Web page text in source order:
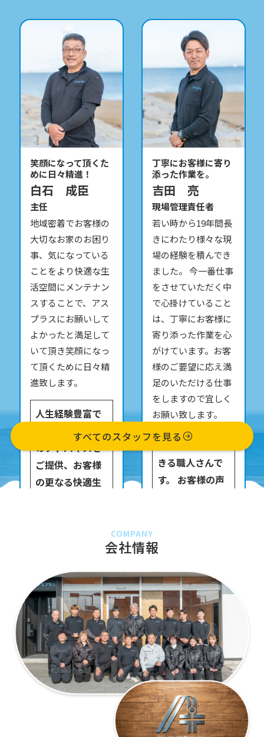
笑顔になって頂くた
めに日々精進！
白石 成臣
主任
地域密着でお客様の
大切なお家のお困り
事、気になっている
ことをより快適な生
活空間にメンテナン
スすることで、アス
プラスにお願いして
よかったと満足して
いて頂き笑顔になっ
て頂くために日々精
進致します。
人生経験豊富で
様々な角度から
のアドバイスを
ご提供、お客様
の更なる快適生
丁寧にお客様に寄り
添った作業を。
吉田 亮
現場管理責任者
若い時から19年間長
きにわたり様々な現
場の経験を積んでき
ました。 今一番仕事
をさせていただく中
で心掛けていること
は、丁寧にお客様に
寄り添った作業を心
がけています。お客
様のご要望に応え満
足のいただける仕事
をしますので宜しく
お願い致します。
丁寧な仕事がで
きる職人さんで
す。 お客様の声
吉田です。
すべてのスタッフを見る
COMPANY
会社情報